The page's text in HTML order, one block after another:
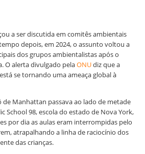
a ser discutida em comitês ambientais
depois, em 2024, o assunto voltou a
dos grupos ambientalistas após o
O alerta divulgado pelaONUdiz que a
se tornando uma ameaça global à
Manhattan passava ao lado de metade
School 98, escola do estado de Nova York,
por dia as aulas eram interrompidas pelo
atrapalhando a linha de raciocínio dos
das crianças.